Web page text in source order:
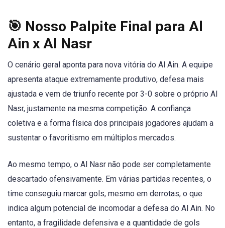
🎯 Nosso Palpite Final para Al
Ain x Al Nasr
O cenário geral aponta para nova vitória do Al Ain. A equipe
apresenta ataque extremamente produtivo, defesa mais
ajustada e vem de triunfo recente por 3-0 sobre o próprio Al
Nasr, justamente na mesma competição. A confiança
coletiva e a forma física dos principais jogadores ajudam a
sustentar o favoritismo em múltiplos mercados.
Ao mesmo tempo, o Al Nasr não pode ser completamente
descartado ofensivamente. Em várias partidas recentes, o
time conseguiu marcar gols, mesmo em derrotas, o que
indica algum potencial de incomodar a defesa do Al Ain. No
entanto, a fragilidade defensiva e a quantidade de gols